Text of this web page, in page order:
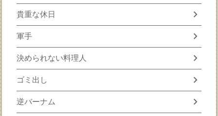
貴重な休日 chevron_right
軍手 chevron_right
決められない料理人 chevron_right
ゴミ出し chevron_right
逆バーナム chevron_right